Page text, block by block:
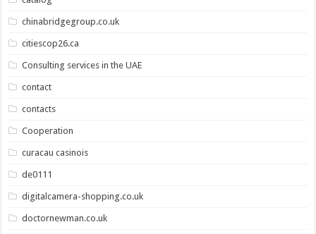
chinabridgegroup.co.uk
citiescop26.ca
Consulting services in the UAE
contact
contacts
Cooperation
curacau casinois
de0111
digitalcamera-shopping.co.uk
doctornewman.co.uk